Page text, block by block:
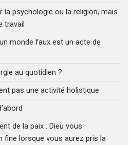
la psychologie ou la religion, mais
travail
monde faux est un acte de
au quotidien ?
pas une activité holistique
de la paix : Dieu vous
fine lorsque vous aurez pris la